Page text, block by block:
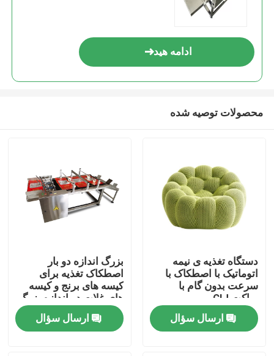
ادامه هید
محصولات توصیه شده
دستگاه تغذیه ی نیمه
اتوماتیک با اصطکاک با
سرعت بدون گام با
براکت CIJ
ارسال سؤال
بزرگ اندازه دو بار
اصطکاک تغذیه برای
کیسه های برنج و کیسه
های غلات در اندازه بزرگ
ارسال سؤال